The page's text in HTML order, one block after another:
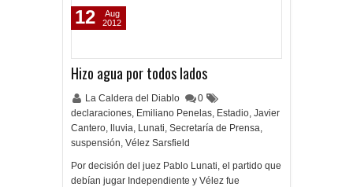
Hizo agua por todos lados
La Caldera del Diablo
0
declaraciones, Emiliano Penelas, Estadio, Javier
Cantero, lluvia, Lunati, Secretaría de Prensa,
suspensión, Vélez Sarsfield
Por decisión del juez Pablo Lunati, el partido que
debían jugar Independiente y Vélez fue
12
Aug
2012